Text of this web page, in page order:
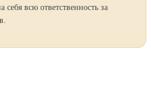
себя всю ответственность за